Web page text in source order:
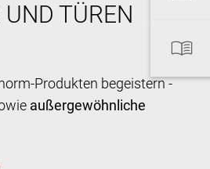
TÜREN
Produkten begeistern -
außergewöhnliche